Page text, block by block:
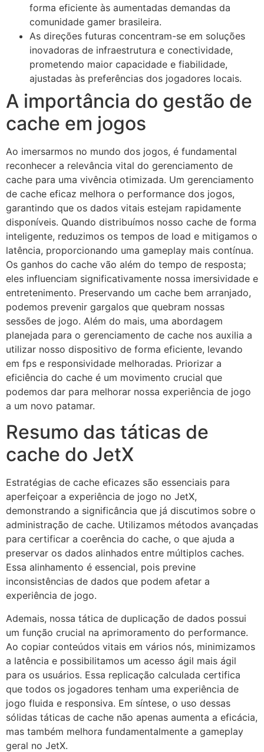
forma eficiente às aumentadas demandas da
comunidade gamer brasileira.
As direções futuras concentram-se em soluções
inovadoras de infraestrutura e conectividade,
prometendo maior capacidade e fiabilidade,
ajustadas às preferências dos jogadores locais.
A importância do gestão de
cache em jogos
Ao imersarmos no mundo dos jogos, é fundamental
reconhecer a relevância vital do gerenciamento de
cache para uma vivência otimizada. Um gerenciamento
de cache eficaz melhora o performance dos jogos,
garantindo que os dados vitais estejam rapidamente
disponíveis. Quando distribuímos nosso cache de forma
inteligente, reduzimos os tempos de load e mitigamos o
latência, proporcionando uma gameplay mais contínua.
Os ganhos do cache vão além do tempo de resposta;
eles influenciam significativamente nossa imersividade e
entretenimento. Preservando um cache bem arranjado,
podemos prevenir gargalos que quebram nossas
sessões de jogo. Além do mais, uma abordagem
planejada para o gerenciamento de cache nos auxilia a
utilizar nosso dispositivo de forma eficiente, levando
em fps e responsividade melhoradas. Priorizar a
eficiência do cache é um movimento crucial que
podemos dar para melhorar nossa experiência de jogo
a um novo patamar.
Resumo das táticas de
cache do JetX
Estratégias de cache eficazes são essenciais para
aperfeiçoar a experiência de jogo no JetX,
demonstrando a significância que já discutimos sobre o
administração de cache. Utilizamos métodos avançadas
para certificar a coerência do cache, o que ajuda a
preservar os dados alinhados entre múltiplos caches.
Essa alinhamento é essencial, pois previne
inconsistências de dados que podem afetar a
experiência de jogo.
Ademais, nossa tática de duplicação de dados possui
um função crucial na aprimoramento do performance.
Ao copiar conteúdos vitais em vários nós, minimizamos
a latência e possibilitamos um acesso ágil mais ágil
para os usuários. Essa replicação calculada certifica
que todos os jogadores tenham uma experiência de
jogo fluida e responsiva. Em síntese, o uso dessas
sólidas táticas de cache não apenas aumenta a eficácia,
mas também melhora fundamentalmente a gameplay
geral no JetX.